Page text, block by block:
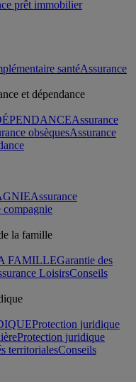
santéAssurance
Assurance
obsèquesAssurance
Assurance
compagnie
FAMILLEGarantie des
LoisirsConseils
Protection juridique
Protection juridique
territorialesConseils